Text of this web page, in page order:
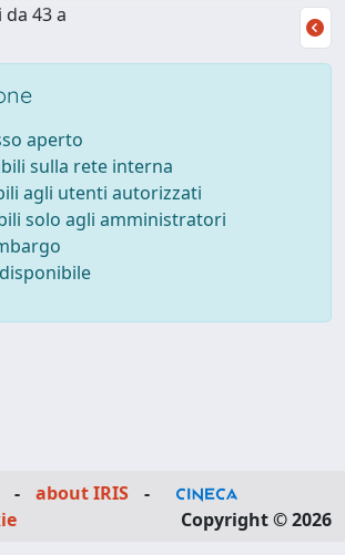
43 a
aperto
sulla rete interna
agli utenti autorizzati
solo agli amministratori
- about IRIS
-
Copyright © 2026